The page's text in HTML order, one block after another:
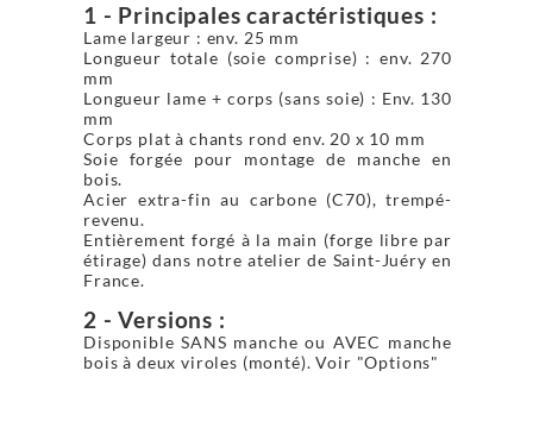
1 - Principales caractéristiques :
Lame largeur : env. 25 mm
Longueur totale (soie comprise) : env. 270
mm
Longueur lame + corps (sans soie) : Env. 130
mm
Corps plat à chants rond env. 20 x 10 mm
Soie forgée pour montage de manche en
bois.
Acier extra-fin au carbone (C70), trempé-
revenu.
Entièrement forgé à la main (forge libre par
étirage) dans notre atelier de Saint-Juéry en
France.
2 - Versions :
Disponible SANS manche ou AVEC manche
bois à deux viroles (monté). Voir "Options"